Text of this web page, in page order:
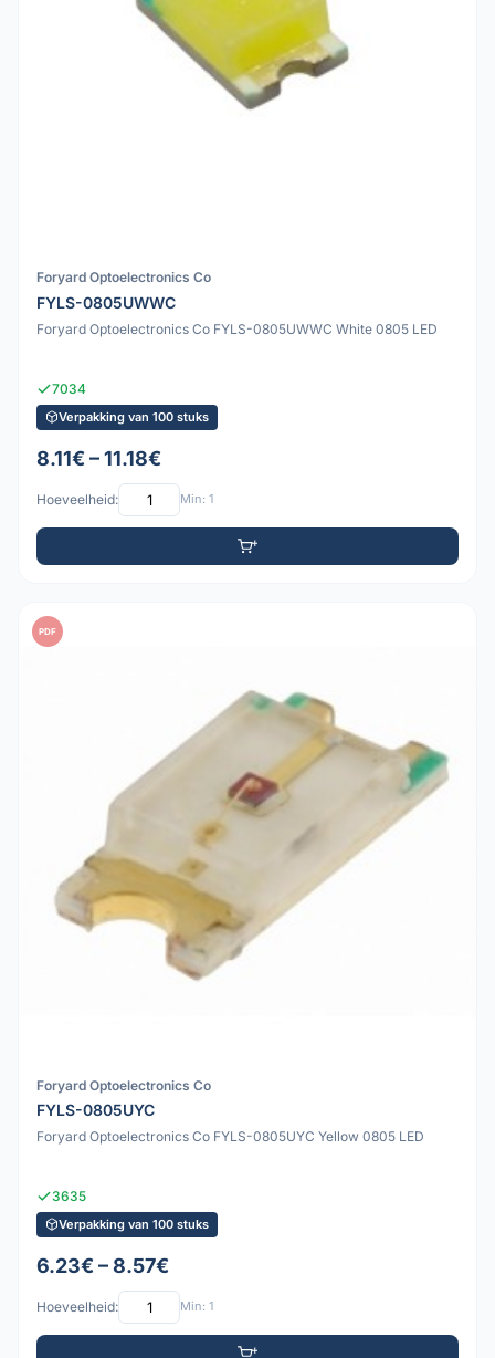
Foryard Optoelectronics Co
FYLS-0805UWWC
Foryard Optoelectronics Co FYLS-0805UWWC White 0805 LED
7034
Verpakking van 100 stuks
8.11€ – 11.18€
Hoeveelheid: Min: 1
PDF
Foryard Optoelectronics Co
FYLS-0805UYC
Foryard Optoelectronics Co FYLS-0805UYC Yellow 0805 LED
3635
Verpakking van 100 stuks
6.23€ – 8.57€
Hoeveelheid: Min: 1